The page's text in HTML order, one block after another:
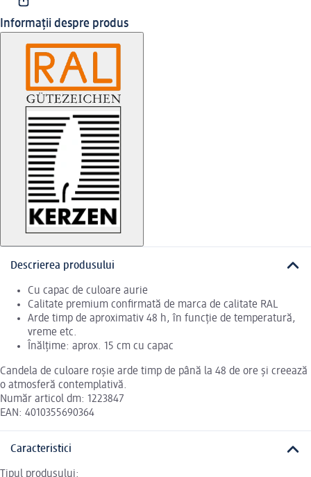
Informații despre produs
Descrierea produsului
Cu capac de culoare aurie
Calitate premium confirmată de marca de calitate RAL
Arde timp de aproximativ 48 h, în funcție de temperatură,
vreme etc.
Înălțime: aprox. 15 cm cu capac
Candela de culoare roșie arde timp de până la 48 de ore și creează
o atmosferă contemplativă.
Număr articol dm: 1223847
EAN: 4010355690364
Caracteristici
Tipul produsului: